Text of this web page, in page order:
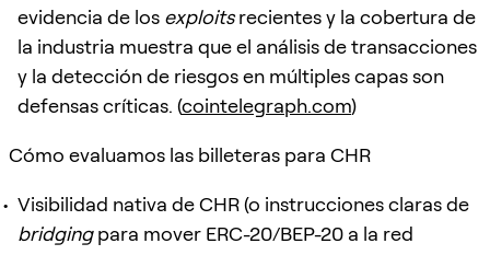
evidencia de los exploitsrecientes y la cobertura de
la industria muestra que el análisis de transacciones
y la detección de riesgos en múltiples capas son
defensas críticas. (cointelegraph.com)
Cómo evaluamos las billeteras para CHR
Visibilidad nativa de CHR (o instrucciones claras de
bridgingpara mover ERC-20/BEP-20 a la red